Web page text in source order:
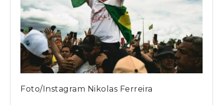
Foto/Instagram Nikolas Ferreira